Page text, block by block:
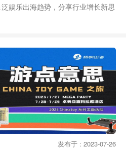
娱乐出海趋势，分享行业增长新思
发布于 : 2023-07-26